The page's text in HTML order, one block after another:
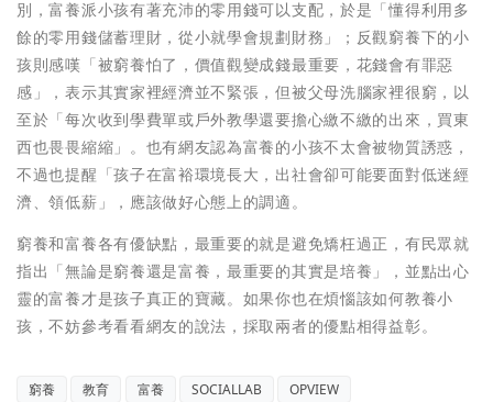
別，富養派小孩有著充沛的零用錢可以支配，於是「懂得利用多
餘的零用錢儲蓄理財，從小就學會規劃財務」；反觀窮養下的小
孩則感嘆「被窮養怕了，價值觀變成錢最重要，花錢會有罪惡
感」，表示其實家裡經濟並不緊張，但被父母洗腦家裡很窮，以
至於「每次收到學費單或戶外教學還要擔心繳不繳的出來，買東
西也畏畏縮縮」。也有網友認為富養的小孩不太會被物質誘惑，
不過也提醒「孩子在富裕環境長大，出社會卻可能要面對低迷經
濟、領低薪」，應該做好心態上的調適。
窮養和富養各有優缺點，最重要的就是避免矯枉過正，有民眾就
指出「無論是窮養還是富養，最重要的其實是培養」，並點出心
靈的富養才是孩子真正的寶藏。如果你也在煩惱該如何教養小
孩，不妨參考看看網友的說法，採取兩者的優點相得益彰。
窮養 教育 富養 SOCIALLAB OPVIEW